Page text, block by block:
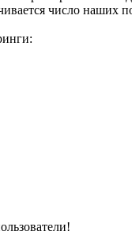
число наших